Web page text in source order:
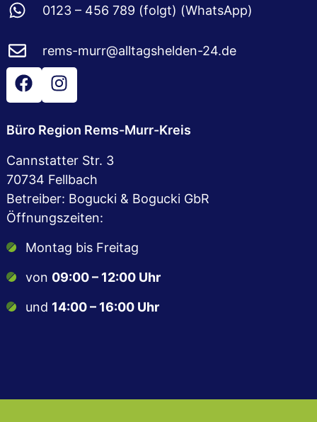
0123 – 456 789 (folgt) (WhatsApp)
rems-murr@alltagshelden-24.de
Büro Region Rems-Murr-Kreis
Cannstatter Str. 3
70734 Fellbach
Betreiber: Bogucki & Bogucki GbR
Öffnungszeiten:
Montag bis Freitag
von 09:00 – 12:00 Uhr
und 14:00 – 16:00 Uhr